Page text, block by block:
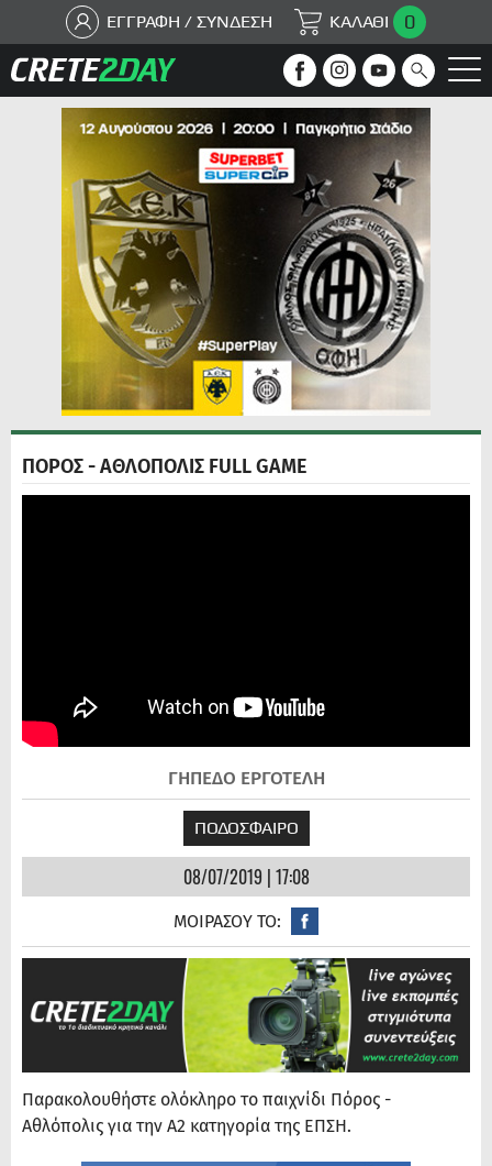
ΕΓΓΡΑΦΗ / ΣΥΝΔΕΣΗ ΚΑΛΑΘΙ 0
ΠΟΡΟΣ - ΑΘΛΟΠΟΛΙΣ FULL GAME
ΓΗΠΕΔΟ ΕΡΓΟΤΕΛΗ
ΠΟΔΟΣΦΑΙΡΟ
08/07/2019 | 17:08
ΜΟΙΡΑΣΟΥ ΤΟ:
Παρακολουθήστε ολόκληρο το παιχνίδι Πόρος -
Αθλόπολις για την Α2 κατηγορία της ΕΠΣΗ.